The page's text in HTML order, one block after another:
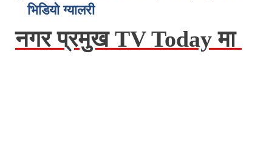
भिडियो ग्यालरी
नगर प्रमुख TV Today मा